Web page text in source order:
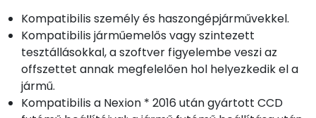
Kompatibilis személy és haszongépjárművekkel.
Kompatibilis járműemelős vagy szintezett
tesztállásokkal, a szoftver figyelembe veszi az
offszettet annak megfelelően hol helyezkedik el a
jármű.
Kompatibilis a Nexion * 2016 után gyártott CCD